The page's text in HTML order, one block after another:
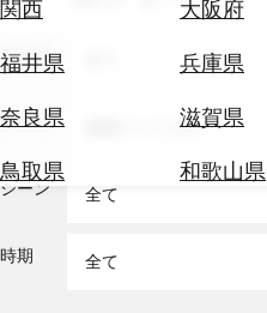
関西 大阪府
福井県
兵庫県
奈良県
滋賀県
鳥取県
和歌山県
券
テ
を
エリア
テーマ 酒蔵ツーリズム
シーン 全て
時期 全て